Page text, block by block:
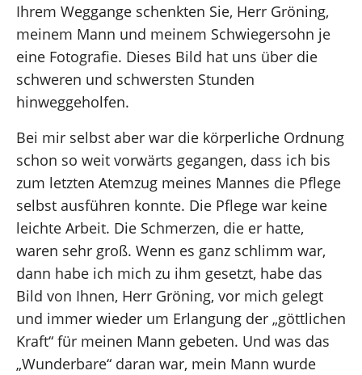
Ihrem Weggange schenkten Sie, Herr Gröning,
meinem Mann und meinem Schwiegersohn je
eine Fotografie. Dieses Bild hat uns über die
schweren und schwersten Stunden
hinweggeholfen.
Bei mir selbst aber war die körperliche Ordnung
schon so weit vorwärts gegangen, dass ich bis
zum letzten Atemzug meines Mannes die Pflege
selbst ausführen konnte. Die Pflege war keine
leichte Arbeit. Die Schmerzen, die er hatte,
waren sehr groß. Wenn es ganz schlimm war,
dann habe ich mich zu ihm gesetzt, habe das
Bild von Ihnen, Herr Gröning, vor mich gelegt
und immer wieder um Erlangung der „göttlichen
Kraft“ für meinen Mann gebeten. Und was das
„Wunderbare“ daran war, mein Mann wurde